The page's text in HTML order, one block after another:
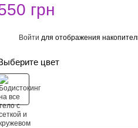
грн
Войти для отображения
цвет